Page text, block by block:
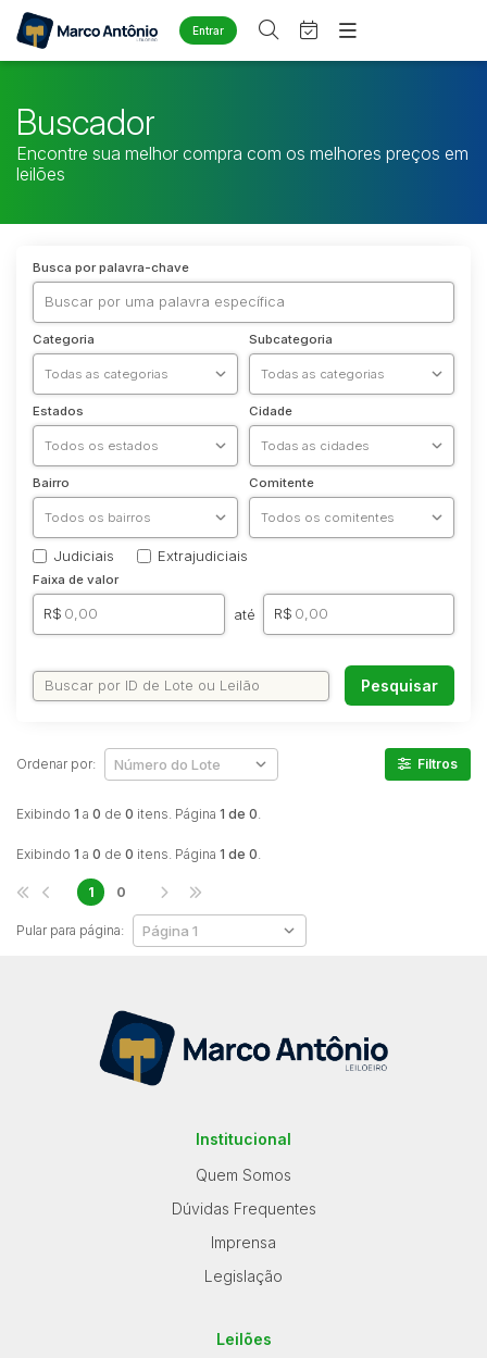
Entrar
Criar conta Entrar
Site
Agenda
Quem Somos
Busca por categoria
Diversos
Arma/Segurança
Combustível
Imóveis
Apartamento
Casa
Comercial
Hotel
Imovel
Lote
Lote/Trreno
Pousada
Rural
Vaga de Garagem
Veículos
Caminhão
Caminhões
Carro
Home
Quem Somos
Buscador
Encontre sua melhor compra com os melhores preços em
leilões
Busca por palavra-chave
Categoria Subcategoria
Estados Cidade
Bairro Comitente
Judiciais Extrajudiciais
Faixa de valor
R$ até R$
Pesquisar
Exibindo 1 a 0 de 0 itens. Página 1 de 0.
Ordenar por: Filtros
Exibindo 1 a 0 de 0 itens. Página 1 de 0.
Pular para página:
1 0
Institucional
Quem Somos
Dúvidas Frequentes
Imprensa
Legislação
Leilões